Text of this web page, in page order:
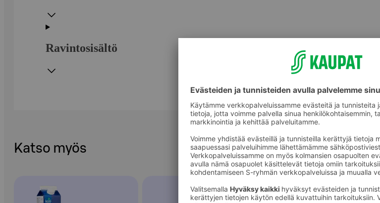
Ravintosisältö
Katso myös